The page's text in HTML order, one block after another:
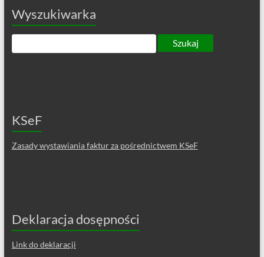
Wyszukiwarka
KSeF
Zasady wystawiania faktur za pośrednictwem KSeF
Deklaracja dosępności
Link do deklaracji